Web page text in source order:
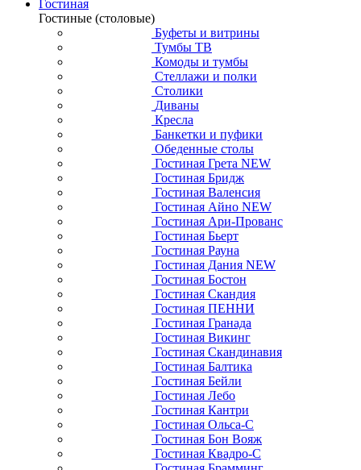
Гостиная
Гостиные (столовые)
Буфеты и витрины
Тумбы ТВ
Комоды и тумбы
Стеллажи и полки
Столики
Диваны
Кресла
Банкетки и пуфики
Обеденные столы
Гостиная Грета NEW
Гостиная Бридж
Гостиная Валенсия
Гостиная Айно NEW
Гостиная Ари-Прованс
Гостиная Бьерт
Гостиная Рауна
Гостиная Дания NEW
Гостиная Бостон
Гостиная Скандия
Гостиная ПЕННИ
Гостиная Гранада
Гостиная Викинг
Гостиная Скандинавия
Гостиная Балтика
Гостиная Бейли
Гостиная Лебо
Гостиная Кантри
Гостиная Ольса-С
Гостиная Бон Вояж
Гостиная Квадро-С